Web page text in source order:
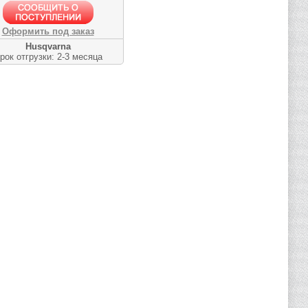
Оформить под заказ
Husqvarna
отгрузки: 2-3 месяца